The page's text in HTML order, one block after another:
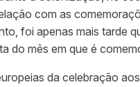
com as
foi apenas mais tarde
do mês em que é
da celebração